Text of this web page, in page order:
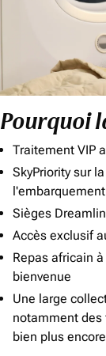
Pourquoi
Traitement VIP
SkyPriority sur
Sièges
Accès exclusif
Repas africain
bienvenue
Une large
notamment
bien plus